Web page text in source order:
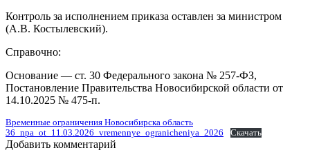
Контроль за исполнением приказа оставлен за министром
(А.В. Костылевский).
Справочно:
Основание — ст. 30 Федерального закона № 257-ФЗ,
Постановление Правительства Новосибирской области от
14.10.2025 № 475-п.
Временные ограничения Новосибирска область
36_npa_ot_11.03.2026_vremennye_ogranicheniya_2026
Скачать
Добавить комментарий